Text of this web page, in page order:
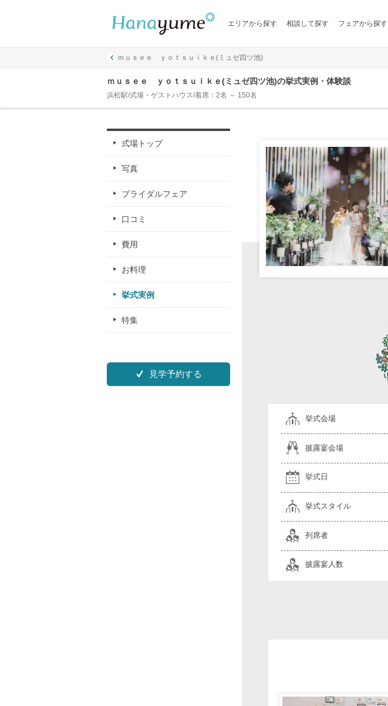
エリアから探す 相談して探す フェアから探す
ｍｕｓｅｅ ｙｏｔｓｕｉｋｅ(ミュゼ四ツ池)
ｍｕｓｅｅ ｙｏｔｓｕｉｋｅ(ミュゼ四ツ池)の挙式実例・体験談
浜松駅/式場・ゲストハウス/着席：2名 ～ 150名
式場トップ
写真
ブライダルフェア
口コミ
費用
お料理
挙式実例
特集
見学予約する
挙式会場
披露宴会場
挙式日
挙式スタイル
列席者
披露宴人数